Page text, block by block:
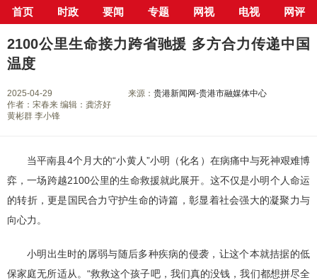
首页 时政 要闻 专题 网视 电视 网评
当前位置： 首页> 新闻中心> 网评> 正文
2100公里生命接力跨省驰援 多方合力传递中国
温度
2025-04-29 来源：贵港新闻网-贵港市融媒体中心
作者：宋春来 编辑：龚济好
黄彬群 李小锋
当平南县4个月大的“小黄人”小明（化名）在病痛中与死神艰难博
弈，一场跨越2100公里的生命救援就此展开。这不仅是小明个人命运
的转折，更是国民合力守护生命的诗篇，彰显着社会强大的凝聚力与
向心力。
小明出生时的孱弱与随后多种疾病的侵袭，让这个本就拮据的低
保家庭无所适从。“救救这个孩子吧，我们真的没钱，我们都想拼尽全